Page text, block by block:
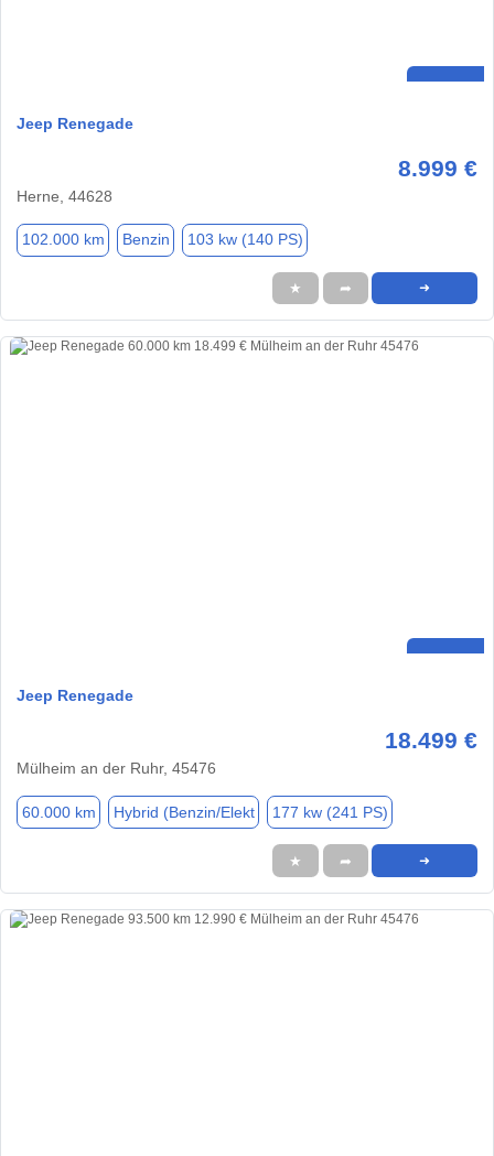
Jeep Renegade
8.999 €
Herne, 44628
102.000 km Benzin 103 kw (140 PS)
★ ➦ ➜
Jeep Renegade
18.499 €
Mülheim an der Ruhr, 45476
60.000 km Hybrid (Benzin/Elekt 177 kw (241 PS)
★ ➦ ➜